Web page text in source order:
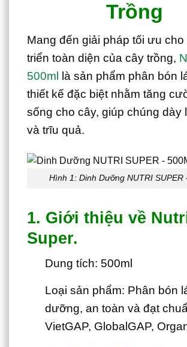
Trồng
Mang đến giải pháp tối ưu
triển toàn diện của cây trồng,
500ml
là sản phẩm phân bón
thiết kế đặc biệt nhằm tăng
sống cho cây, giúp chúng dày
và trĩu quả.
Hình 1: Dinh Dưỡng NUTRI SUPER
1. Giới thiệu về
Super.
Dung tích: 500ml
Loại sản phẩm: Phân bón
dưỡng, an toàn và đạt
VietGAP, GlobalGAP,